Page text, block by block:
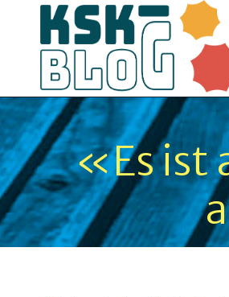
«Es ist